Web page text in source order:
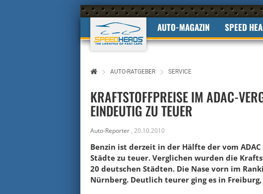
AUTO-MAGAZIN SPEED
AUTO-RATGEBER SERVICE
KRAFTSTOFFPREISE IM ADAC-
EINDEUTIG ZU TEUER
Auto-Reporter , 20.10.2010
Benzin ist derzeit in der Hälfte der vom
Städte zu teuer. Verglichen wurden die
20 deutschen Städten. Die Nase vorn im
Nürnberg. Deutlich teurer ging es in